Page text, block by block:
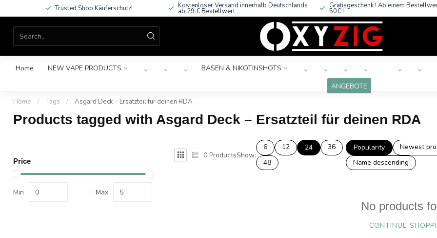
Trusted Shop Käuferschutz! Kostenloser Versand innerhalb Deutschlands
ab 29 € Bestellwert
Gratisgeschenk ! Ab einem
50€ !
Home NEW VAPE PRODUCTS BASEN & NIKOTINSHOTS
ANGEBOTE
Home / Tags / Asgard Deck – Ersatzteil für deinen RDA
Products tagged with Asgard Deck – Ersatzteil für deinen RDA
Price
Min Max
0 ProductsShow:
6 12 24
36
48
Popularity Newest
Name descending
No products
CONTINUE